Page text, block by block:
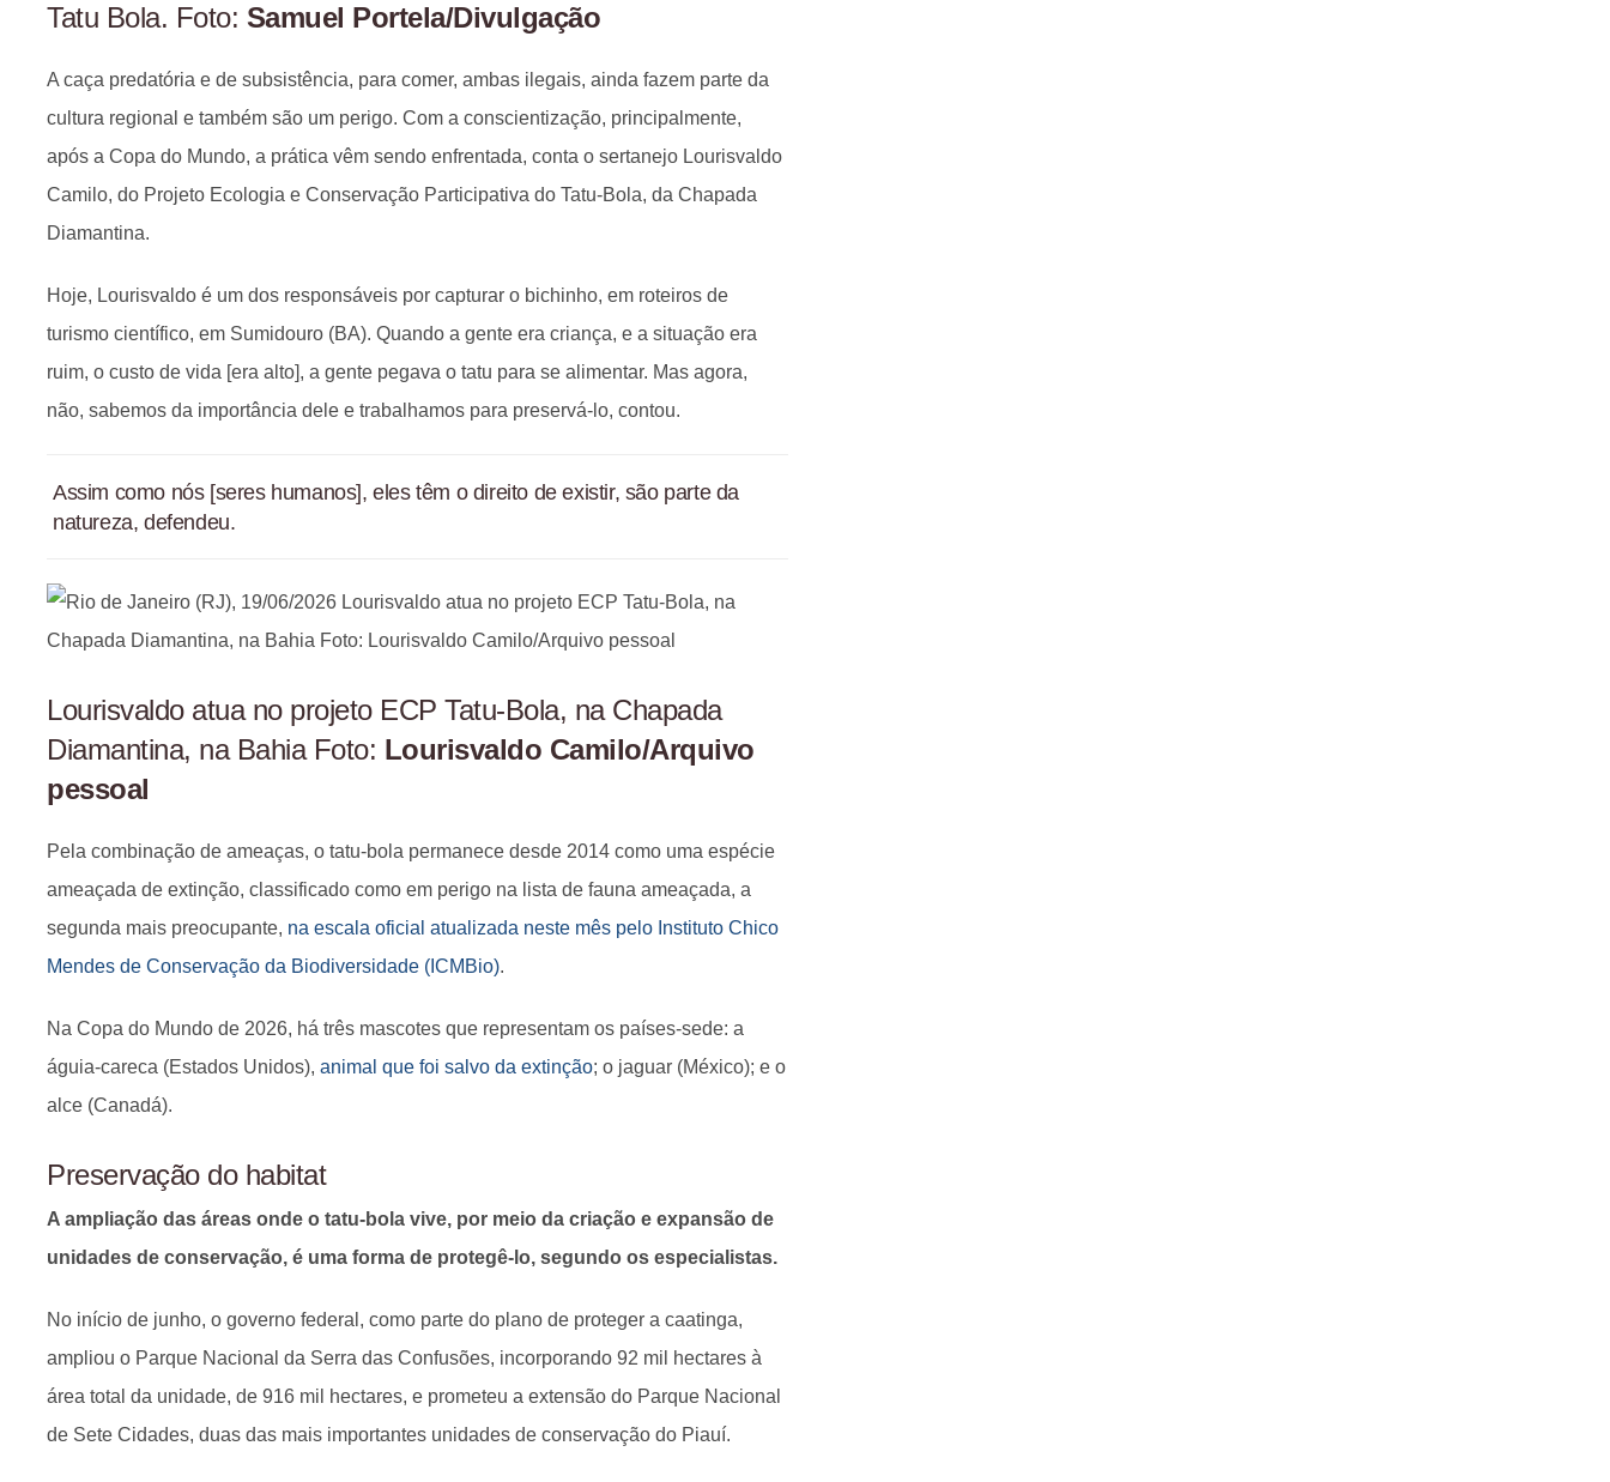
Tatu Bola. Foto: Samuel Portela/Divulgação
A caça predatória e de subsistência, para comer, ambas ilegais, ainda fazem parte da
cultura regional e também são um perigo. Com a conscientização, principalmente,
após a Copa do Mundo, a prática vêm sendo enfrentada, conta o sertanejo Lourisvaldo
Camilo, do Projeto Ecologia e Conservação Participativa do Tatu-Bola, da Chapada
Diamantina.
Hoje, Lourisvaldo é um dos responsáveis por capturar o bichinho, em roteiros de
turismo científico, em Sumidouro (BA). Quando a gente era criança, e a situação era
ruim, o custo de vida [era alto], a gente pegava o tatu para se alimentar. Mas agora,
não, sabemos da importância dele e trabalhamos para preservá-lo, contou.
Assim como nós [seres humanos], eles têm o direito de existir, são parte da
natureza, defendeu.
Lourisvaldo atua no projeto ECP Tatu-Bola, na Chapada
Diamantina, na Bahia Foto: Lourisvaldo Camilo/Arquivo
pessoal
Pela combinação de ameaças, o tatu-bola permanece desde 2014 como uma espécie
ameaçada de extinção, classificado como em perigo na lista de fauna ameaçada, a
segunda mais preocupante, na escala oficial atualizada neste mês pelo Instituto Chico
Mendes de Conservação da Biodiversidade (ICMBio).
Na Copa do Mundo de 2026, há três mascotes que representam os países-sede: a
águia-careca (Estados Unidos), animal que foi salvo da extinção; o jaguar (México); e o
alce (Canadá).
Preservação do habitat
A ampliação das áreas onde o tatu-bola vive, por meio da criação e expansão de
unidades de conservação, é uma forma de protegê-lo, segundo os especialistas.
No início de junho, o governo federal, como parte do plano de proteger a caatinga,
ampliou o Parque Nacional da Serra das Confusões, incorporando 92 mil hectares à
área total da unidade, de 916 mil hectares, e prometeu a extensão do Parque Nacional
de Sete Cidades, duas das mais importantes unidades de conservação do Piauí.